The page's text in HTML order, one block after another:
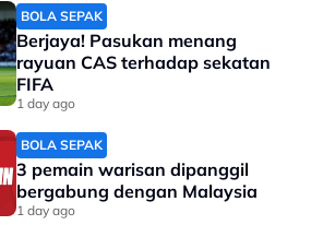
BOLA SEPAK
Berjaya! Pasukan menang
rayuan CAS terhadap sekatan
FIFA
1 day ago
BOLA SEPAK
3 pemain warisan dipanggil
bergabung dengan Malaysia
1 day ago